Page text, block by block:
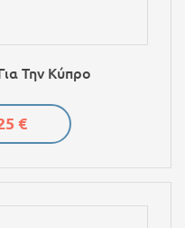
Την Κύπρο
€